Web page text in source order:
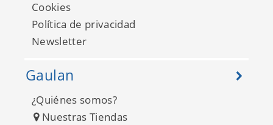
Adakids 8900-3
Cookies
Política de privacidad
Newsletter
Gaulan
¿Quiénes somos?
Nuestras Tiendas